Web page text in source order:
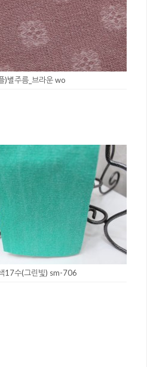
)별주름_브라운 wo
17수(그린빛) sm-706